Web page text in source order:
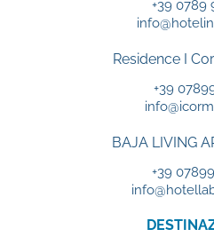
+39 0789
Residence I
+39
BAJA LIVING
+39